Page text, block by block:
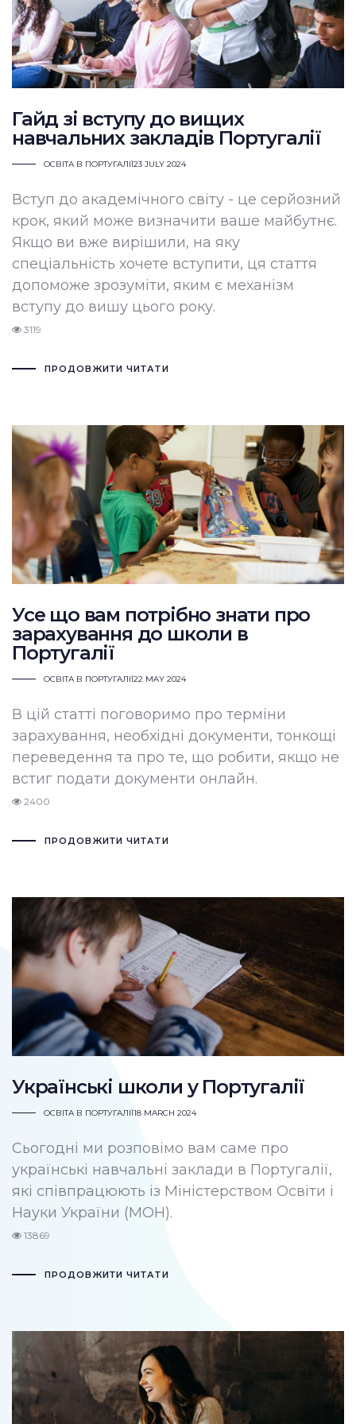
Гайд зі вступу до вищих
навчальних закладів Португалії
ОСВІТА В ПОРТУГАЛІЇ23 JULY 2024
Вступ до академічного світу - це серйозний
крок, який може визначити ваше майбутнє.
Якщо ви вже вирішили, на яку
спеціальність хочете вступити, ця стаття
допоможе зрозуміти, яким є механізм
вступу до вишу цього року.
3119
ПРОДОВЖИТИ ЧИТАТИ
Усе що вам потрібно знати про
зарахування до школи в
Португалії
ОСВІТА В ПОРТУГАЛІЇ22 MAY 2024
В цій статті поговоримо про терміни
зарахування, необхідні документи, тонкощі
переведення та про те, що робити, якщо не
встиг подати документи онлайн.
2400
ПРОДОВЖИТИ ЧИТАТИ
Українські школи у Португалії
ОСВІТА В ПОРТУГАЛІЇ18 MARCH 2024
Сьогодні ми розповімо вам саме про
українські навчальні заклади в Португалії,
які співпрацюють із Міністерством Освіти і
Науки України (МОН).
13869
ПРОДОВЖИТИ ЧИТАТИ